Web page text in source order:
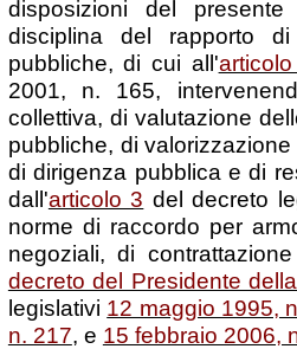
disposizioni del
disciplina del rapporto
pubbliche, di cui all'
2001, n. 165,
collettiva, di valutazione
pubbliche, di
di dirigenza pubblica e di
dall'articolo 3 del decreto
norme di raccordo per
negoziali, di
decreto del Presidente
legislativi 12 maggio 1995,
n. 217, e 15 febbraio 2006,